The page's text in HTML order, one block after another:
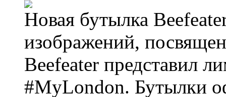
Новая бутылка
изображений,
Beefeater представил
#MyLondon. Бутылки